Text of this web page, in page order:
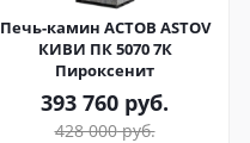
Печь-камин АСТОВ ASTOV
КИВИ ПК 5070 7К
Пироксенит
393 760 руб.
428 000руб.